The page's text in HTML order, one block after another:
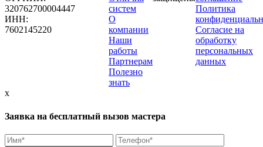
320762700004447
ИНН:
7602145220
систем
О
компании
Наши
работы
Партнерам
Полезно
знать
Политика
Согласие на
обработку
персональных
данных
x
Заявка на бесплатный вызов мастера